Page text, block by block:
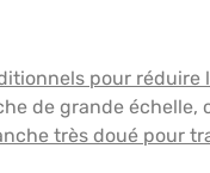
pour
de grande échelle,
très doué pour